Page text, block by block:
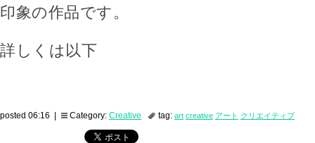
印象の作品です。
詳しくは以下
posted 06:16 | Category: Creative tag: art creative アート クリエイティブ